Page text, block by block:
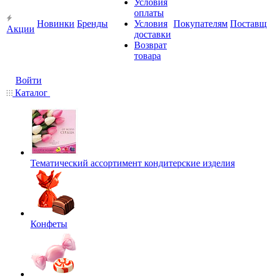
Акции
Новинки Бренды
Условия
оплаты
Условия
доставки
Возврат
товара
Покупателям
Войти
Каталог
Тематический ассортимент кондитерские изделия
Конфеты